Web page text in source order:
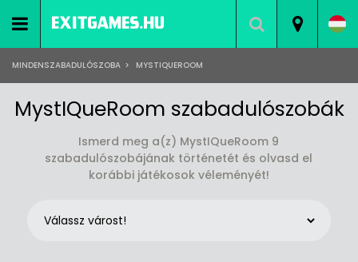
MINDENSZABADULÓSZOBA > MYSTIQUEROOM
MystIQueRoom szabadulószobák
Ismerd meg a(z) MystIQueRoom 9
szabadulószobájának történetét és olvasd el
korábbi játékosok véleményét!